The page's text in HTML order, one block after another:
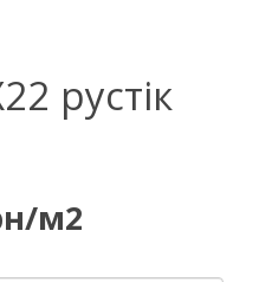
рустік
м2